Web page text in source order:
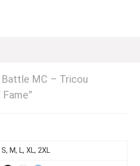
Battle MC – Tricou
S, M, L, XL, 2XL